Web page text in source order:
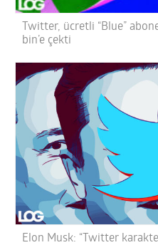
Twitter, ücretli “Blue”
bin’e çekti
Elon Musk: “Twitter